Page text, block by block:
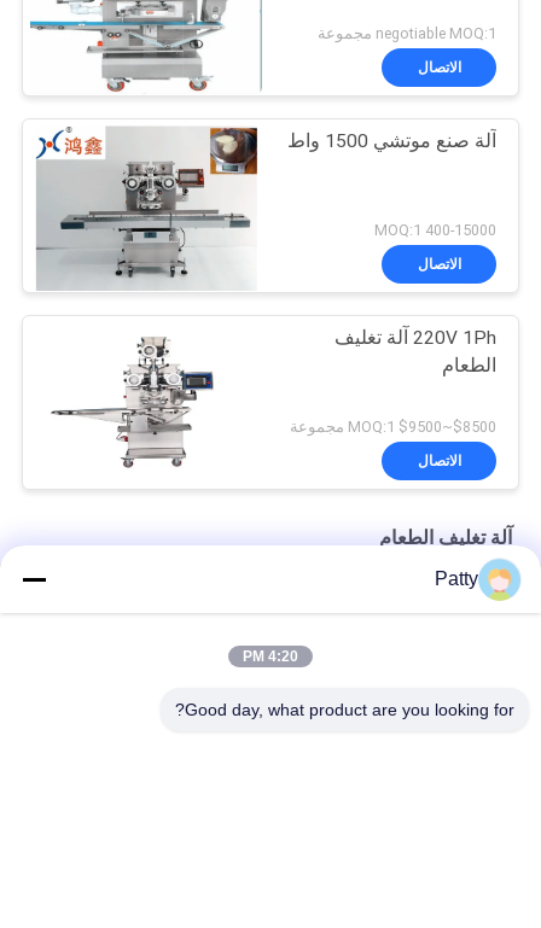
negotiable MOQ:1 مجموعة
الاتصال
آلة صنع موتشي 1500 واط
400-15000 MOQ:1
الاتصال
220V 1Ph آلة تغليف
الطعام
$8500~$9500 MOQ:1 مجموعة
الاتصال
آلة تغليف الطعام
220V 1Ph آلة تغليف الطعام لكعكة القمر
Patty
4:20 PM
Good day, what product are you looking for?